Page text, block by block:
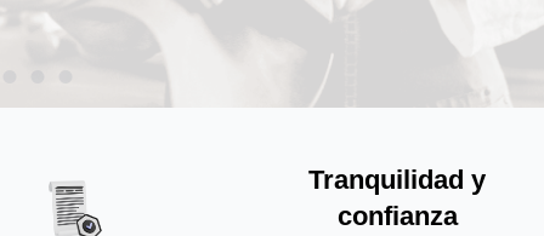
Tranquilidad y
confianza